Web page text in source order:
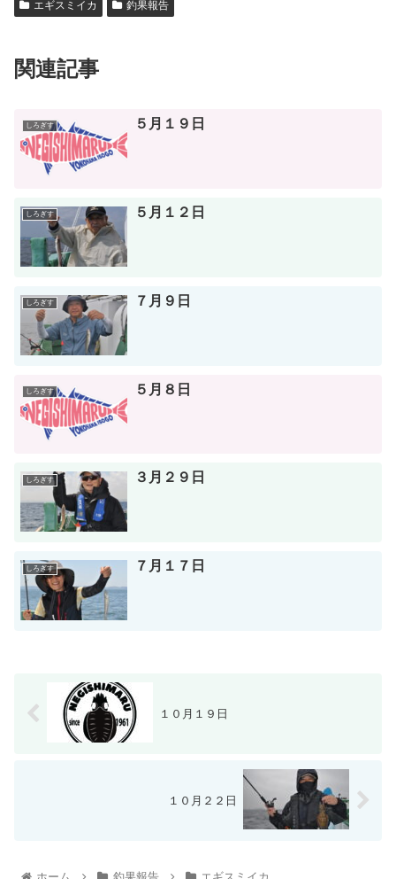
エギスミイカ 釣果報告
関連記事
しろぎす ５月１９日
しろぎす ５月１２日
しろぎす ７月９日
しろぎす ５月８日
しろぎす ３月２９日
しろぎす ７月１７日
１０月１９日
１０月２２日